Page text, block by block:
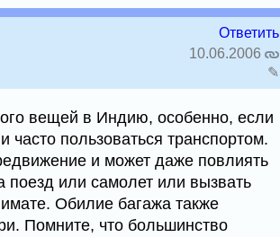
Ответить
10.06.2006
✎
вещей в Индию, особенно, если
часто пользоваться транспортом.
и может даже повлиять
поезд или самолет или вызвать
Обилие багажа также
Помните, что большинство